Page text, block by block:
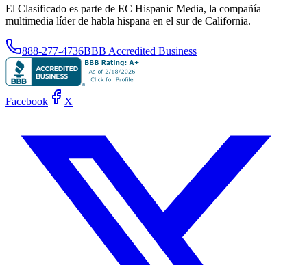
El Clasificado es parte de EC Hispanic Media, la compañía
multimedia líder de habla hispana en el sur de California.
888-277-4736BBB Accredited Business
Facebook X